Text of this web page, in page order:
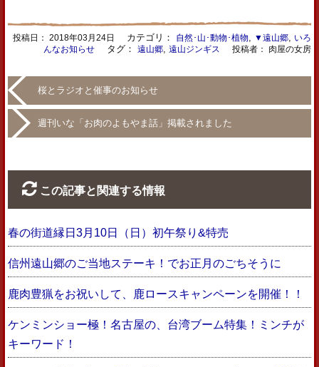
投稿日： 2018年03月24日 カテゴリ： 自然･山･動物･植物 ▼遠山郷,
いろ
んなお知らせタグ： 遠山郷, 遠山ジンギス 投稿者： 肉屋の女房
桜とラジオと催事のお知らせ
週刊いな「お肉のよもやま話」掲載されました
この記事と関連する情報
春の街道縁日3月10日（日）初午祭り&特売
信州遠山郷のご当地ステーキ！でお正月のごちそうに
鹿肉豊猟をお祝いして、鹿ロースキャンペーンを開催！！
ケンミンショー極！名古屋の、台湾ブーム特集！ミンチが
キーワード！